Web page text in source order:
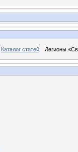
Каталог статей Легионы